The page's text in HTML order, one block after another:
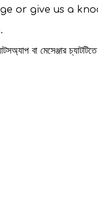
or give us a
বা মেসেঞ্জার